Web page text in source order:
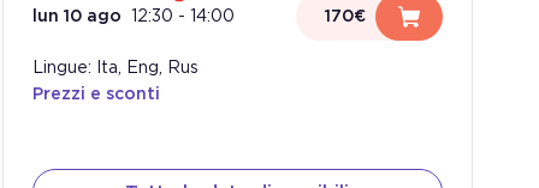
lun 10 ago 12:30 - 14:00 170€
Lingue: Ita, Eng, Rus
Prezzi e sconti